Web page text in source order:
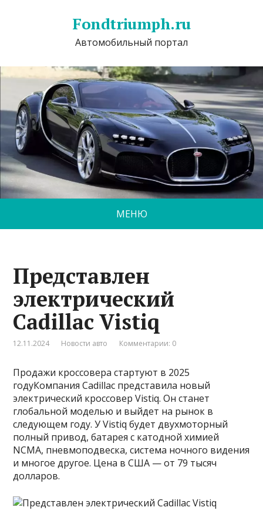
Fondtriumph.ru
Автомобильный портал
МЕНЮ
Представлен
электрический
Cadillac Vistiq
12.11.2024 Новости авто Комментарии: 0
Продажи кроссовера стартуют в 2025
годуКомпания Cadillac представила новый
электрический кроссовер Vistiq. Он станет
глобальной моделью и выйдет на рынок в
следующем году. У Vistiq будет двухмоторный
полный привод, батарея с катодной химией
NCMA, пневмоподвеска, система ночного видения
и многое другое. Цена в США — от 79 тысяч
долларов.